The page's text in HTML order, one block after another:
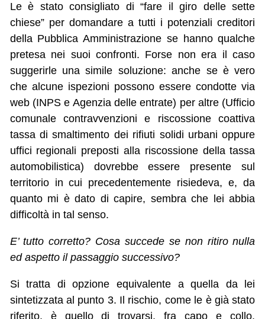
Le è stato consigliato di “fare il giro delle sette
chiese” per domandare a tutti i potenziali creditori
della Pubblica Amministrazione se hanno qualche
pretesa nei suoi confronti. Forse non era il caso
suggerirle una simile soluzione: anche se è vero
che alcune ispezioni possono essere condotte via
web (INPS e Agenzia delle entrate) per altre (Ufficio
comunale contravvenzioni e riscossione coattiva
tassa di smaltimento dei rifiuti solidi urbani oppure
uffici regionali preposti alla riscossione della tassa
automobilistica) dovrebbe essere presente sul
territorio in cui precedentemente risiedeva, e, da
quanto mi è dato di capire, sembra che lei abbia
difficoltà in tal senso.
E’ tutto corretto? Cosa succede se non ritiro nulla
ed aspetto il passaggio successivo?
Si tratta di opzione equivalente a quella da lei
sintetizzata al punto 3. Il rischio, come le è già stato
riferito, è quello di trovarsi, fra capo e collo,